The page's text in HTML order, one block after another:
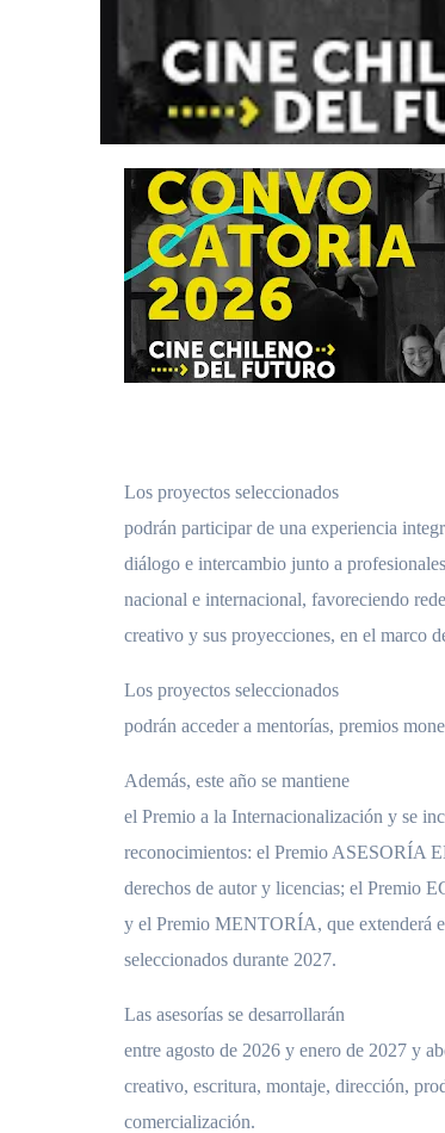
Los proyectos seleccionados
podrán participar de una experiencia
diálogo e intercambio junto a
nacional e internacional, favoreciendo
creativo y sus proyecciones, en el marco
Los proyectos seleccionados
podrán acceder a mentorías, premios
Además, este año se mantiene
el Premio a la Internacionalización y se
reconocimientos: el Premio
derechos de autor y licencias; el Premio
y el Premio MENTORÍA, que extenderá
seleccionados durante 2027.
Las asesorías se desarrollarán
entre agosto de 2026 y enero de 2027 y
creativo, escritura, montaje, dirección,
comercialización.